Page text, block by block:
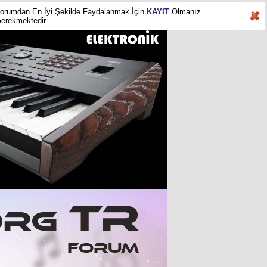
En İyi Şekilde Faydalanmak İçin KAYIT Olmanız